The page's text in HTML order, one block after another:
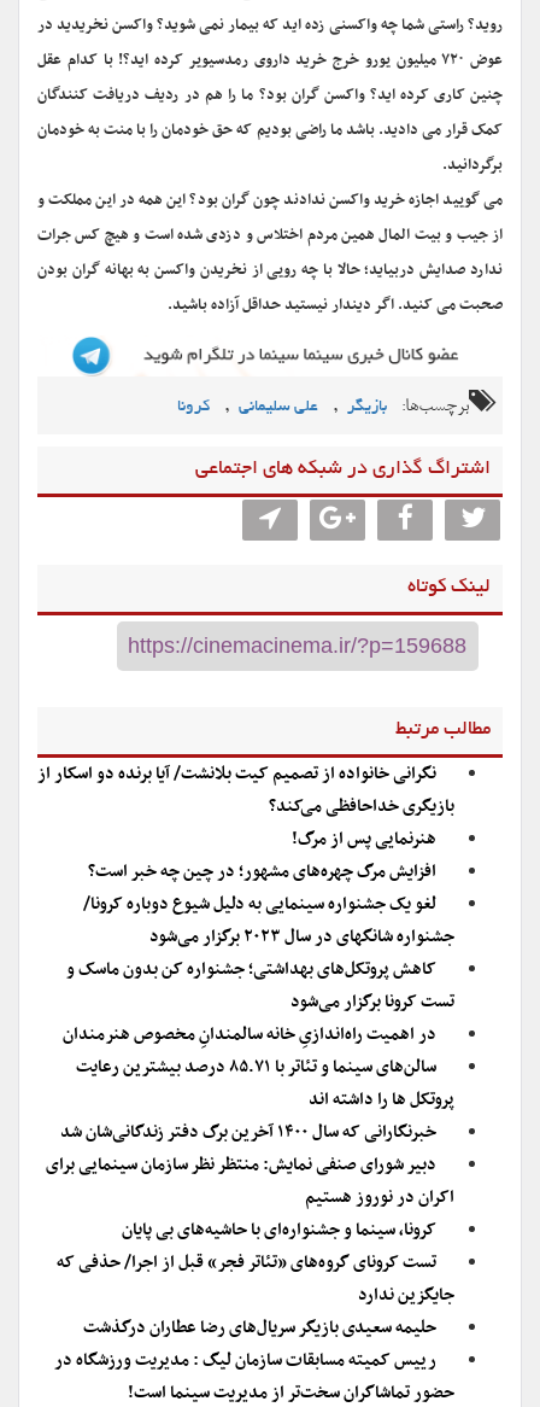
روید؟ راستی شما چه واکسنی زده اید که بیمار نمی شوید؟ واکسن نخریدید در
عوض ۷۲۰ میلیون یورو خرج خرید داروی رمدسیویر کرده اید؟! با کدام عقل
چنین کاری کرده اید؟ واکسن گران بود؟ ما را هم در ردیف دریافت کنندگان
کمک قرار می دادید. باشد ما راضی بودیم که حق خودمان را با منت به خودمان
برگردانید.
می گویید اجازه خرید واکسن ندادند چون گران بود؟ این همه در این مملکت و
از جیب و بیت المال همین مردم اختلاس و دزدی شده است و هیچ کس جرات
ندارد صدایش دربیاید؛ حالا با چه رویی از نخریدن واکسن به بهانه گران بودن
صحبت می کنید. اگر دیندار نیستید حداقل آزاده باشید.
برچسب‌ها: بازیگر , علی سلیمانی , کرونا
اشتراگ گذاری در شبکه های اجتماعی
لینک کوتاه
مطالب مرتبط
نگرانی خانواده از تصمیم کیت بلانشت/ آیا برنده دو اسکار از
بازیگری خداحافظی می‌کند؟
هنرنمایی پس از مرگ!
افزایش مرگ چهره‌های مشهور؛ در چین چه خبر است؟
لغو یک جشنواره سینمایی به دلیل شیوع دوباره کرونا/
جشنواره شانگهای در سال ۲۰۲۳ برگزار می‌شود
کاهش پروتکل‌های بهداشتی؛ جشنواره کن بدون ماسک و
تست کرونا برگزار می‌شود
در اهمیت راه‌اندازیِ خانه سالمندانِ مخصوص هنرمندان
سالن‌های سینما و تئاتر با ۸۵.۷۱ درصد بیشترین رعایت
پروتکل ها را داشته اند
خبرنگارانی که سال ۱۴۰۰ آخرین برگ دفتر زندگانی‌شان شد
دبیر شورای صنفی نمایش: منتظر نظر سازمان سینمایی برای
اکران در نوروز هستیم
کرونا، سینما و جشنواره‌ای با حاشیه‌های بی پایان
تست کرونای گروه‌های «تئاتر فجر» قبل از اجرا/ حذفی که
جایگزین ندارد
حلیمه سعیدی بازیگر سریال‌های رضا عطاران درگذشت
رییس کمیته مسابقات سازمان لیگ : مدیریت ورزشگاه در
حضور تماشاگران سخت‌تر از مدیریت سینما است!